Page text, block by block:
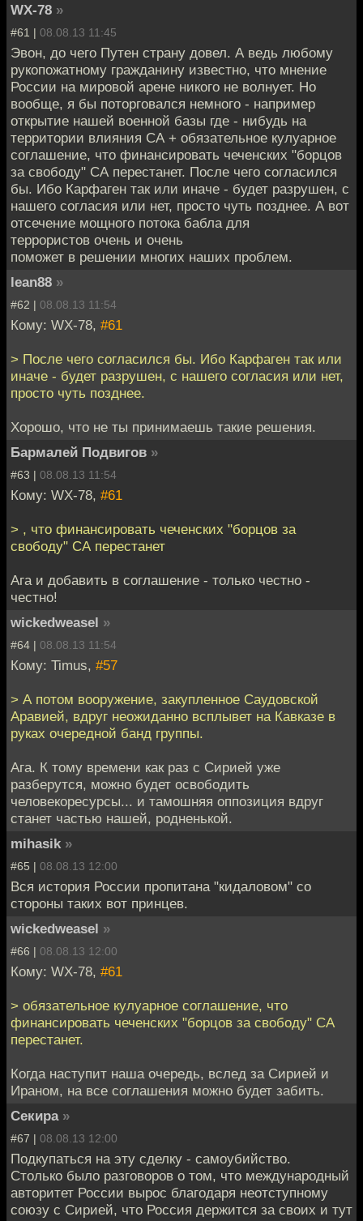
WX-78 »
#61 | 08.08.13 11:45
Эвон, до чего Путен страну довел. А ведь любому
рукопожатному гражданину известно, что мнение
России на мировой арене никого не волнует. Но
вообще, я бы поторговался немного - например
открытие нашей военной базы где - нибудь на
территории влияния СА + обязательное кулуарное
соглашение, что финансировать чеченских "борцов
за свободу" СА перестанет. После чего согласился
бы. Ибо Карфаген так или иначе - будет разрушен, с
нашего согласия или нет, просто чуть позднее. А вот
отсечение мощного потока бабла для
террористов очень и очень
поможет в решении многих наших проблем.
lean88 »
#62 | 08.08.13 11:54
Кому: WX-78, #61
> После чего согласился бы. Ибо Карфаген так или
иначе - будет разрушен, с нашего согласия или нет,
просто чуть позднее.
Хорошо, что не ты принимаешь такие решения.
Бармалей Подвигов »
#63 | 08.08.13 11:54
Кому: WX-78, #61
> , что финансировать чеченских "борцов за
свободу" СА перестанет
Ага и добавить в соглашение - только честно -
честно!
wickedweasel »
#64 | 08.08.13 11:54
Кому: Timus, #57
> А потом вооружение, закупленное Саудовской
Аравией, вдруг неожиданно всплывет на Кавказе в
руках очередной банд группы.
Ага. К тому времени как раз с Сирией уже
разберутся, можно будет освободить
человекоресурсы... и тамошняя оппозиция вдруг
станет частью нашей, родненькой.
mihasik »
#65 | 08.08.13 12:00
Вся история России пропитана "кидаловом" со
стороны таких вот принцев.
wickedweasel »
#66 | 08.08.13 12:00
Кому: WX-78, #61
> обязательное кулуарное соглашение, что
финансировать чеченских "борцов за свободу" СА
перестанет.
Когда наступит наша очередь, вслед за Сирией и
Ираном, на все соглашения можно будет забить.
Секира »
#67 | 08.08.13 12:00
Подкупаться на эту сделку - самоубийство.
Столько было разговоров о том, что международный
авторитет России вырос благодаря неотступному
союзу с Сирией, что Россия держится за своих и тут